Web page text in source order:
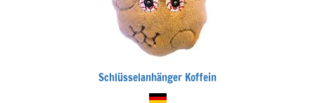
Schlüsselanhänger Koffein